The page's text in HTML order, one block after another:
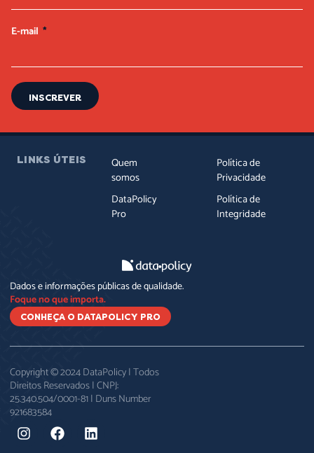
E-mail
INSCREVER
LINKS ÚTEIS
Quem
somos
DataPolicy
Pro
Política de
Privacidade
Política de
Integridade
Dados e informações públicas de qualidade.
Foque no que importa.
CONHEÇA O DATAPOLICY PRO
Copyright © 2024 DataPolicy | Todos
Direitos Reservados | CNPJ:
25.340.504/0001-81 | Duns Number
921683584